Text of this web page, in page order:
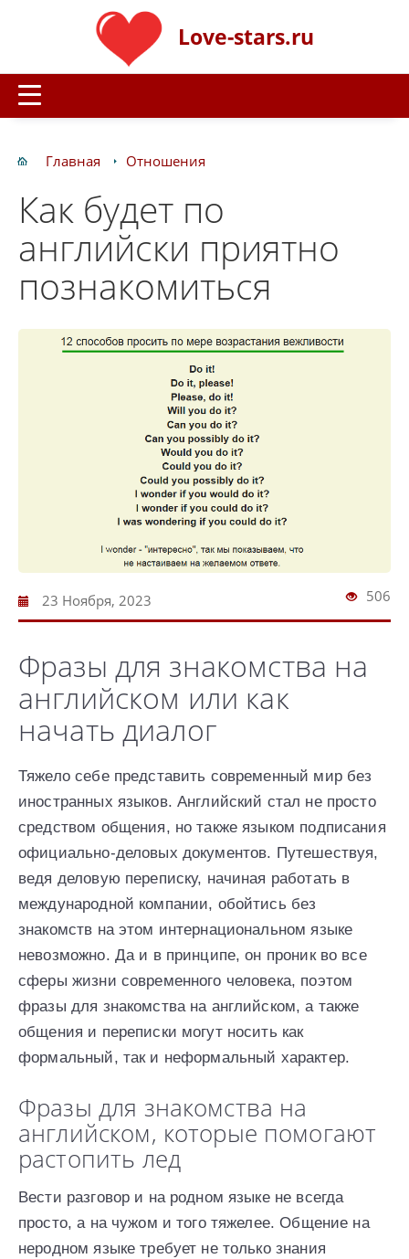
Love-stars.ru
Главная Отношения
Как будет по
английски приятно
познакомиться
23 Ноября, 2023 506
Фразы для знакомства на
английском или как
начать диалог
Тяжело себе представить современный мир без
иностранных языков. Английский стал не просто
средством общения, но также языком подписания
официально-деловых документов. Путешествуя,
ведя деловую переписку, начиная работать в
международной компании, обойтись без
знакомств на этом интернациональном языке
невозможно. Да и в принципе, он проник во все
сферы жизни современного человека, поэтом
фразы для знакомства на английском, а также
общения и переписки могут носить как
формальный, так и неформальный характер.
Фразы для знакомства на
английском, которые помогают
растопить лед
Вести разговор и на родном языке не всегда
просто, а на чужом и того тяжелее. Общение на
неродном языке требует не только знания